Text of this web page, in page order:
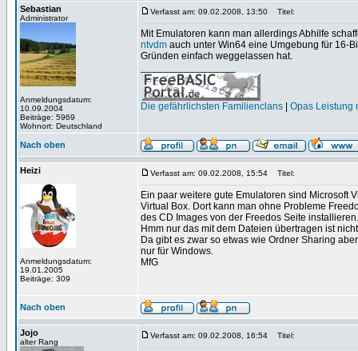
Sebastian
Administrator
Anmeldungsdatum:
10.09.2004
Beiträge: 5969
Wohnort: Deutschland
Verfasst am: 09.02.2008, 13:50 Titel:
Mit Emulatoren kann man allerdings Abhilfe
ntvdm auch unter Win64 eine Umgebung für 16-
Gründen einfach weggelassen hat.
Die gefährlichsten Familienclans Opas Leistung
Nach oben
Heizi
Anmeldungsdatum:
19.01.2005
Beiträge: 309
Verfasst am: 09.02.2008, 15:54 Titel:
Ein paar weitere gute Emulatoren sind Microsoft
Virtual Box. Dort kann man ohne Probleme
des CD Images von der Freedos Seite installieren.
Hmm nur das mit dem Dateien übertragen ist
Da gibt es zwar so etwas wie Ordner Sharing
nur für Windows.
MfG
Nach oben
Jojo
alter Rang
Verfasst am: 09.02.2008, 16:54 Titel: